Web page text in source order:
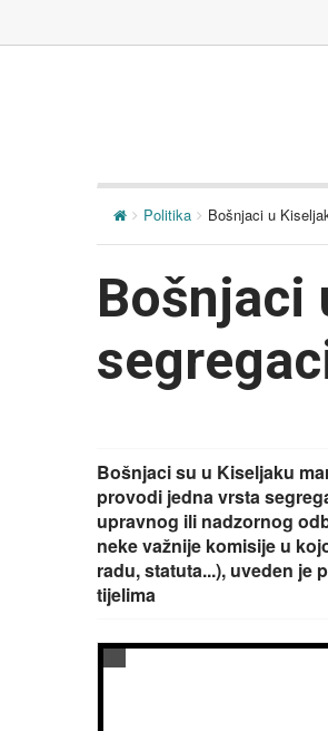
Politika Bošnjaci u
Bošnjaci
Bošnjaci su u Kiseljaku
provodi jedna vrsta
upravnog ili nadzornog
neke važnije komisije u
radu, statuta...), uveden je
tijelima